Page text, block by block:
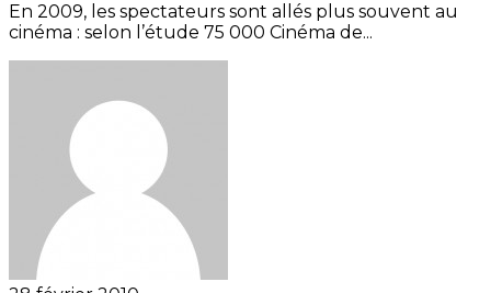
En 2009, les spectateurs sont allés plus souvent au
cinéma : selon l’étude 75 000 Cinéma de...